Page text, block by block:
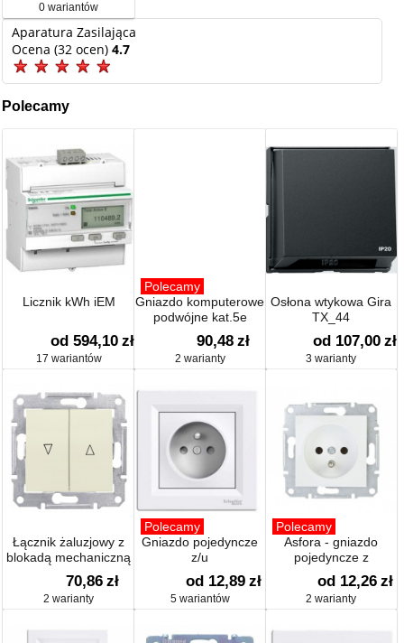
0 wariantów
Aparatura Zasilająca
Ocena (32 ocen)4.7
Polecamy
Licznik kWh iEM
od 594,10 zł
17 wariantów
Polecamy
Gniazdo komputerowe
podwójne kat.5e
90,48 zł
2 warianty
Osłona wtykowa Gira
TX_44
od 107,00 zł
3 warianty
Łącznik żaluzjowy z
blokadą mechaniczną
70,86 zł
2 warianty
Polecamy
Gniazdo pojedyncze
z/u
od 12,89 zł
5 wariantów
Polecamy
Asfora - gniazdo
pojedyncze z
uziemieniem
od 12,26 zł
2 warianty